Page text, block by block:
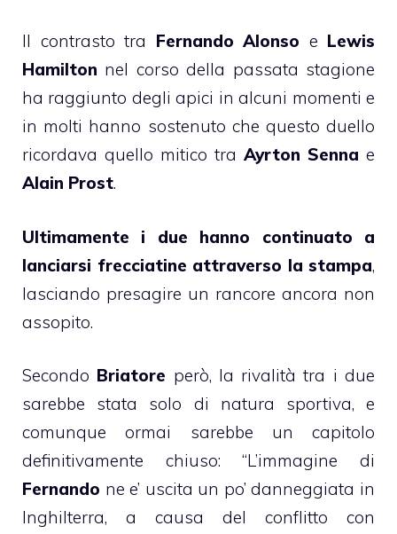
Il contrasto tra Fernando Alonso e Lewis
Hamilton nel corso della passata stagione
ha raggiunto degli apici in alcuni momenti e
in molti hanno sostenuto che questo duello
ricordava quello mitico tra Ayrton Senna e
Alain Prost.
Ultimamente i due hanno continuato a
lanciarsi frecciatine attraverso la stampa,
lasciando presagire un rancore ancora non
assopito.
Secondo Briatore però, la rivalità tra i due
sarebbe stata solo di natura sportiva, e
comunque ormai sarebbe un capitolo
definitivamente chiuso: “L’immagine di
Fernando ne e’ uscita un po’ danneggiata in
Inghilterra, a causa del conflitto con